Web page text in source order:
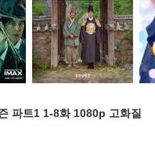
파트1 1-8화 1080p 고화질